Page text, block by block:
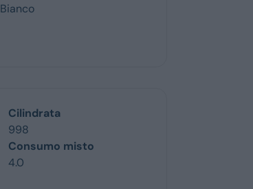
Bianco
Cilindrata
998
Consumo misto
4.0